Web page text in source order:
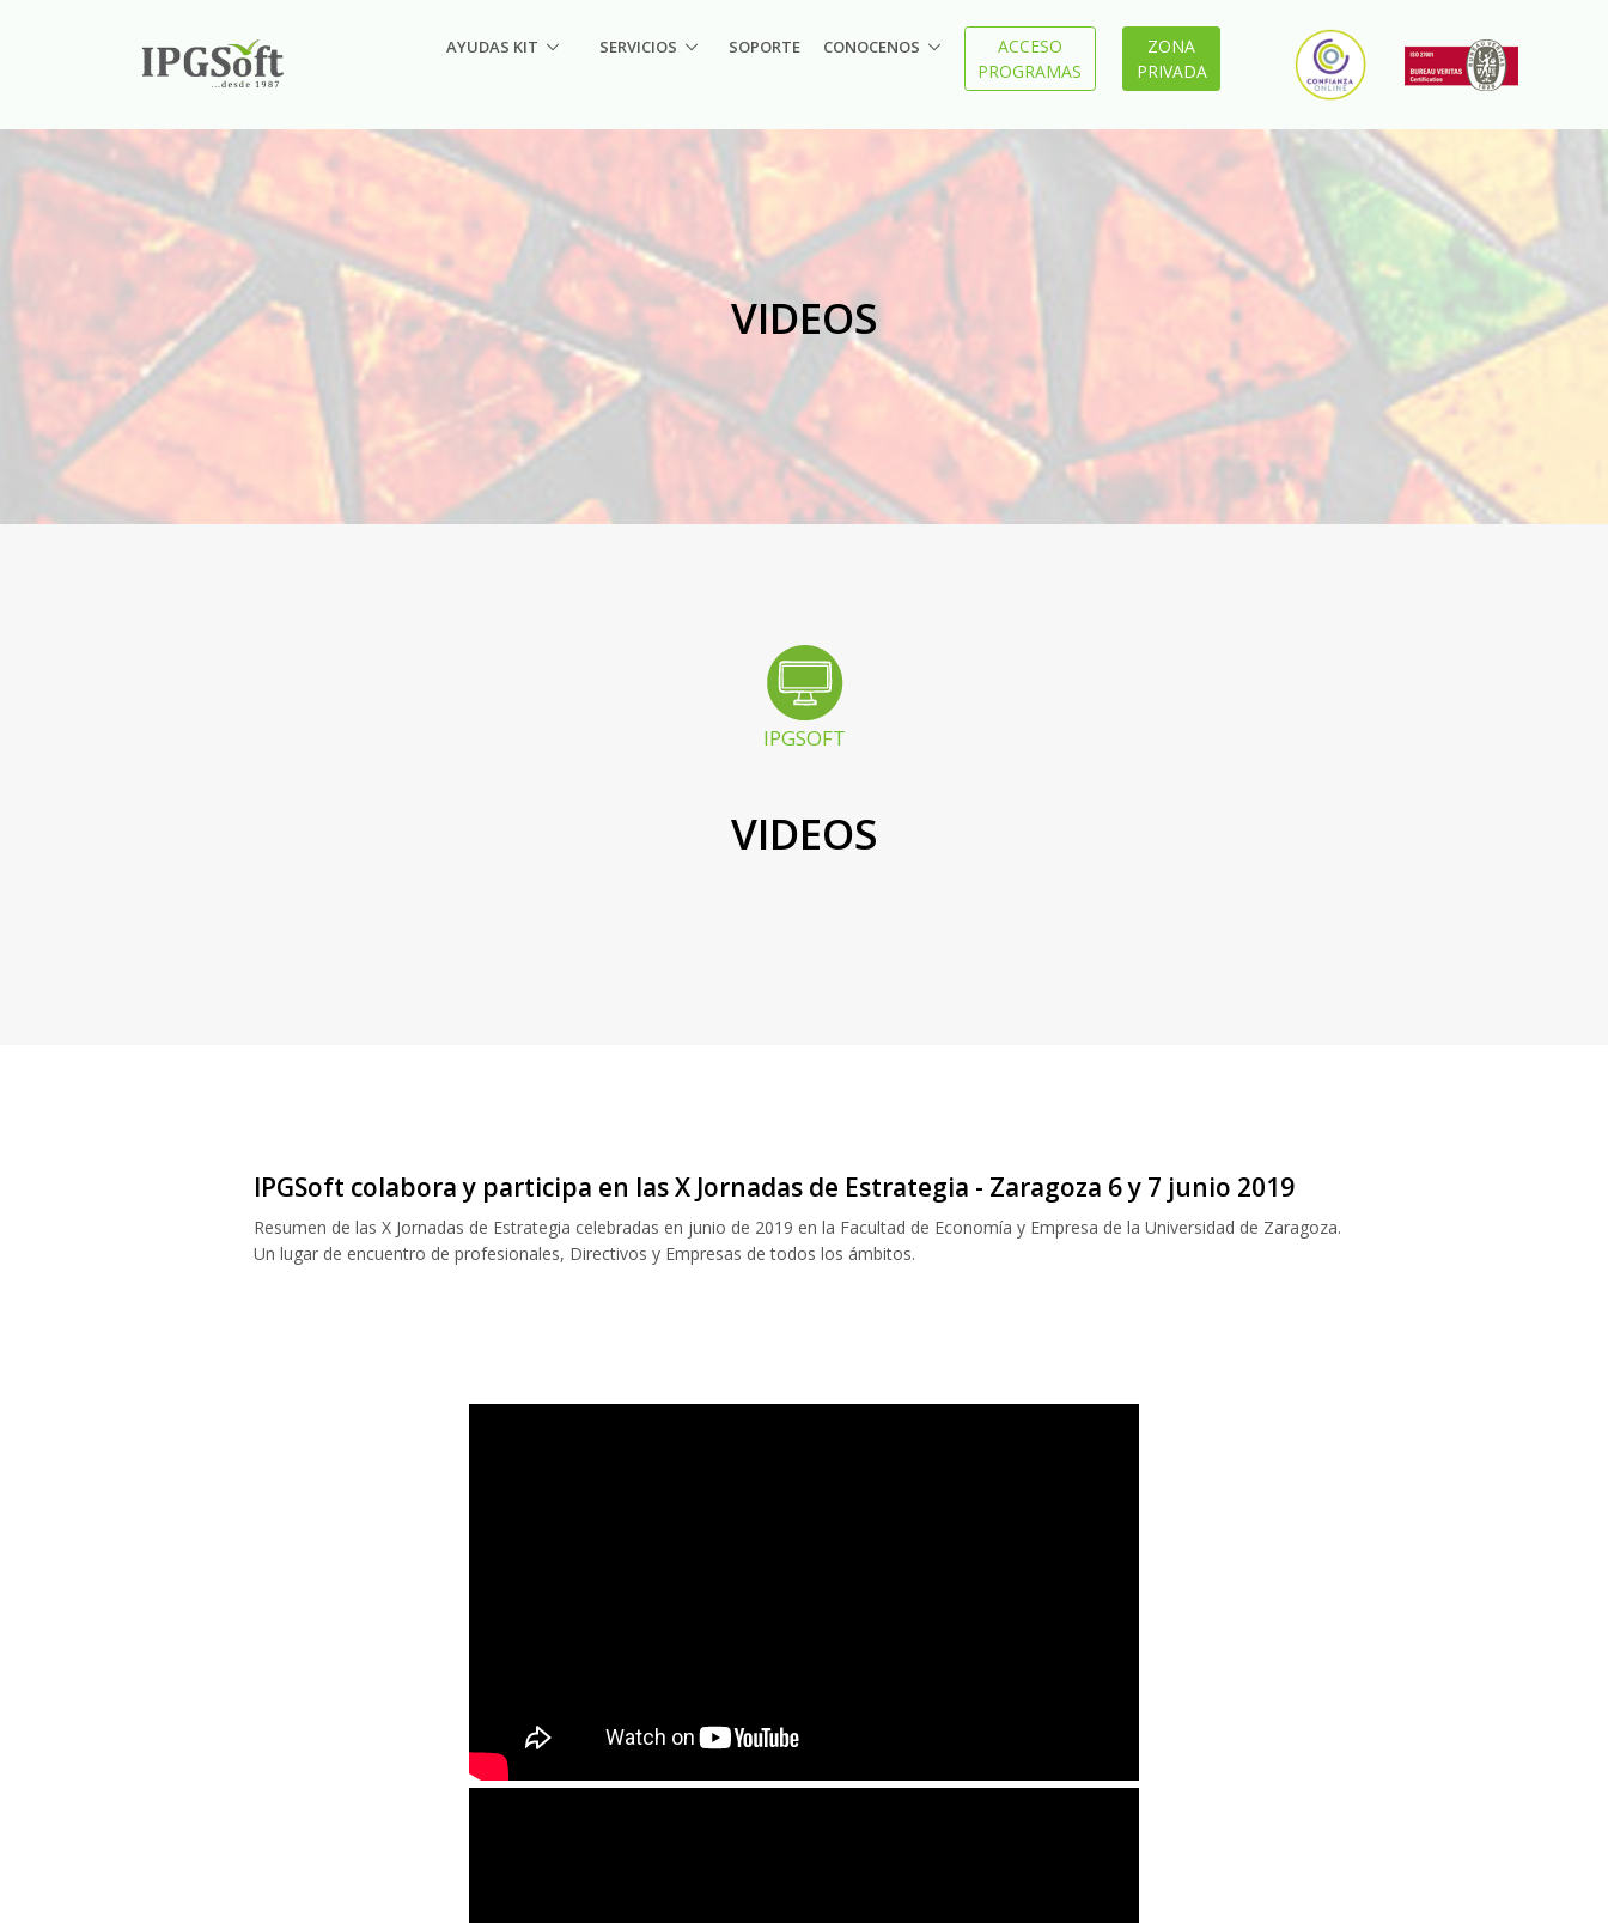
AYUDAS KIT SERVICIOS SOPORTE CONOCENOS
ACCESO
PROGRAMAS
ZONA
PRIVADA
VIDEOS
IPGSOFT
VIDEOS
IPGSoft colabora y participa en las X Jornadas de Estrategia - Zaragoza 6 y 7 junio 2019
Resumen de las X Jornadas de Estrategia celebradas en junio de 2019 en la Facultad de Economía y Empresa de la Universidad de Zaragoza.
Un lugar de encuentro de profesionales, Directivos y Empresas de todos los ámbitos.